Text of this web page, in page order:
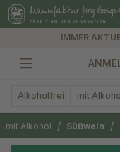
springen
IMMER
Alkoholfrei mit
mit Alkohol / Süßwein /